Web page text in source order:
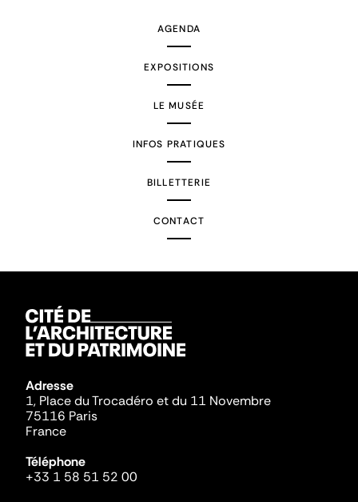
AGENDA
EXPOSITIONS
LE MUSÉE
INFOS PRATIQUES
BILLETTERIE
CONTACT
Adresse
1, Place du Trocadéro et du 11 Novembre
75116 Paris
France
Téléphone
+33 1 58 51 52 00